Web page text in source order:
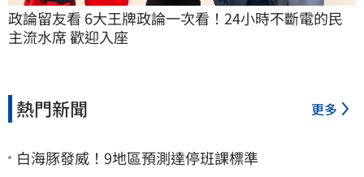
政論留友看 6大王牌政論一次看！24小時不斷電的民
主流水席 歡迎入座
熱門新聞 更多
白海豚發威！9地區預測達停班課標準